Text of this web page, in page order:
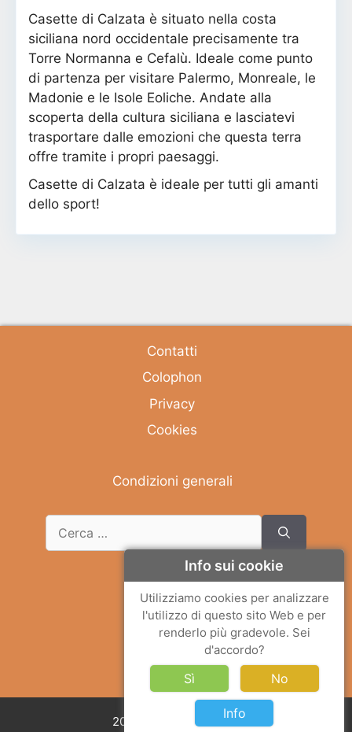
Casette di Calzata è situato nella costa
siciliana nord occidentale precisamente tra
Torre Normanna e Cefalù. Ideale come punto
di partenza per visitare Palermo, Monreale, le
Madonie e le Isole Eoliche. Andate alla
scoperta della cultura siciliana e lasciatevi
trasportare dalle emozioni che questa terra
offre tramite i propri paesaggi.
Casette di Calzata è ideale per tutti gli amanti
dello sport!
Contatti
Colophon
Privacy
Cookies
Condizioni generali
Deutsch
English
Italiano
2026 © Solemar Sicilia
Info sui cookie
Utilizziamo cookies per analizzare
l'utilizzo di questo sito Web e per
renderlo più gradevole. Sei
d'accordo?
Sì No
Info